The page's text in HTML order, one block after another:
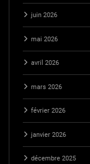
juin 2026
mai 2026
avril 2026
mars 2026
février 2026
janvier 2026
décembre 2025